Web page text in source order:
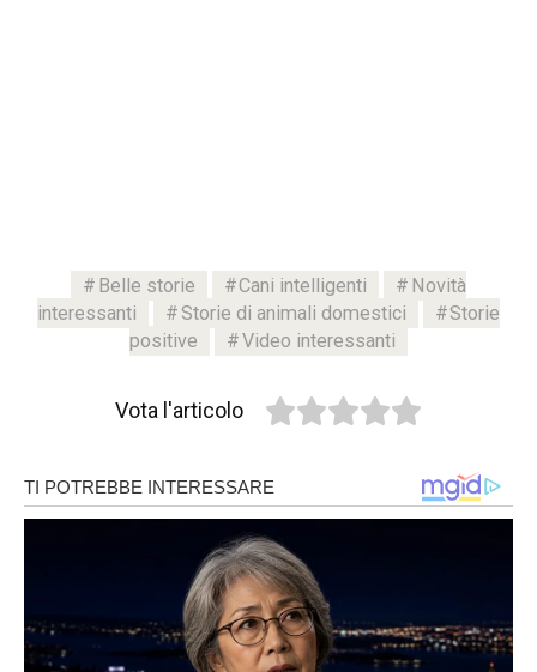
Belle storie Cani intelligenti
Novità
interessanti
Storie di animali domestici
Storie
positive
Video interessanti
Vota l'articolo